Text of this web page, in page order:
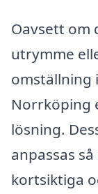
Oavsett om
utrymme
omställning
Norrköping
lösning.
anpassas
kortsiktiga